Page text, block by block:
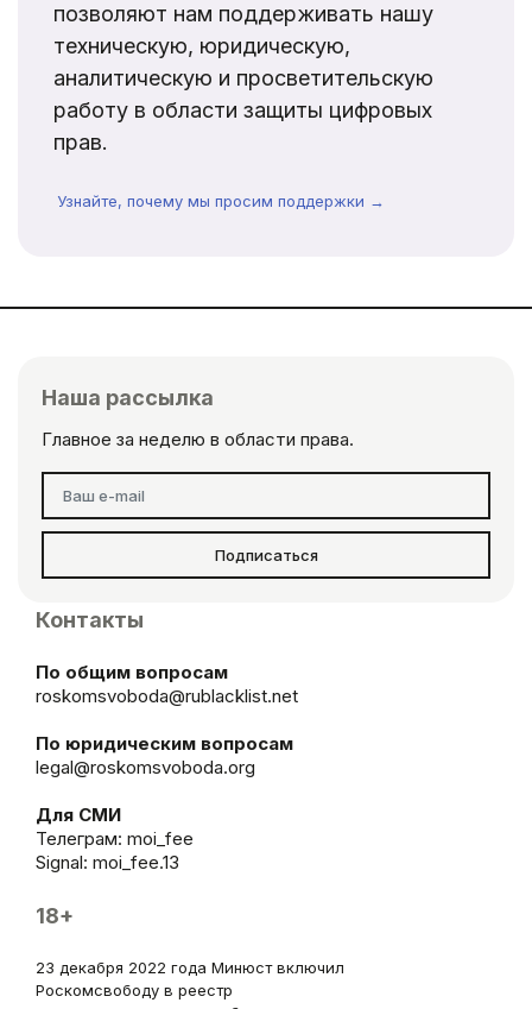
позволяют нам поддерживать нашу
техническую, юридическую,
аналитическую и просветительскую
работу в области защиты цифровых
прав.
Узнайте, почему мы просим поддержки →
Наша рассылка
Главное за неделю в области права.
Подписаться
Контакты
По общим вопросам
roskomsvoboda@rublacklist.net
По юридическим вопросам
legal@roskomsvoboda.org
Для СМИ
Телеграм: moi_fee
Signal: moi_fee.13
18+
23 декабря 2022 года Минюст включил
Роскомсвободу в реестр